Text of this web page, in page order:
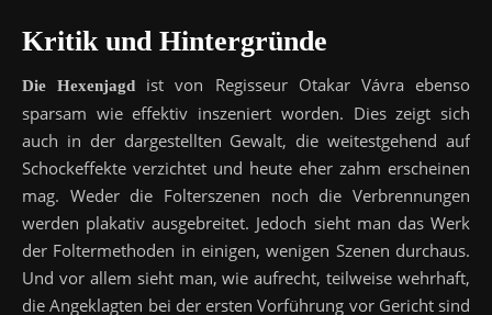
Kritik und Hintergründe
Die Hexenjagd
ist von Regisseur Otakar Vávra ebenso
sparsam wie effektiv inszeniert worden. Dies zeigt sich
auch in der dargestellten Gewalt, die weitestgehend auf
Schockeffekte verzichtet und heute eher zahm erscheinen
mag. Weder die Folterszenen noch die Verbrennungen
werden plakativ ausgebreitet. Jedoch sieht man das Werk
der Foltermethoden in einigen, wenigen Szenen durchaus.
Und vor allem sieht man, wie aufrecht, teilweise wehrhaft,
die Angeklagten bei der ersten Vorführung vor Gericht sind